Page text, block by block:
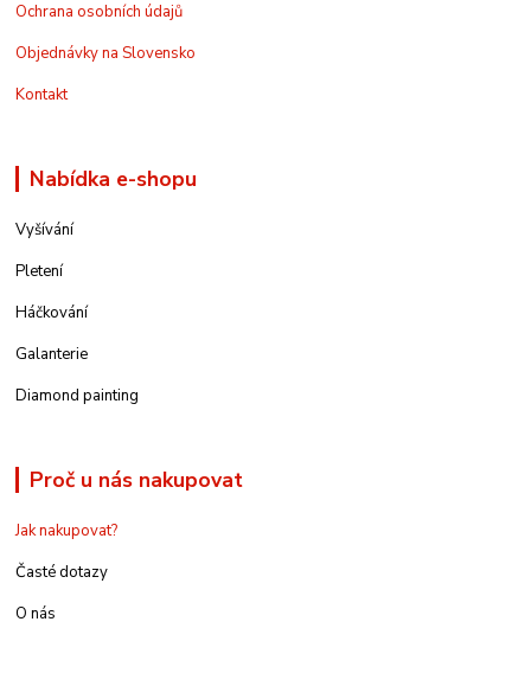
Ochrana osobních údajů
Objednávky na Slovensko
Kontakt
Nabídka e-shopu
Vyšívání
Pletení
Háčkování
Galanterie
Diamond painting
Proč u nás nakupovat
Jak nakupovat?
Časté dotazy
O nás